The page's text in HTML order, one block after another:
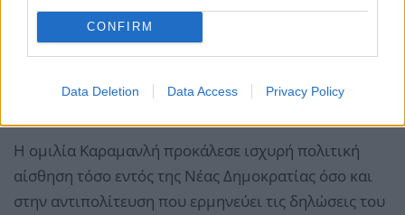
CONFIRM
Data Deletion Data Access Privacy Policy
Αιφνιδιασμός στο Μαξίμου
Η ομιλία Καραμανλή προκάλεσε ισχυρή πολιτική
αίσθηση τόσο εντός της Νέας Δημοκρατίας όσο και
στην αντιπολίτευση που ερμηνεύει τις δηλώσεις του